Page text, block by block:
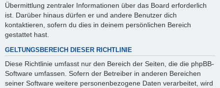
Übermittlung zentraler Informationen über das Board erforderlich
ist. Darüber hinaus dürfen er und andere Benutzer dich
kontaktieren, sofern du dies in deinem persönlichen Bereich
gestattet hast.
GELTUNGSBEREICH DIESER RICHTLINIE
Diese Richtlinie umfasst nur den Bereich der Seiten, die die phpBB-
Software umfassen. Sofern der Betreiber in anderen Bereichen
seiner Software weitere personenbezogene Daten verarbeitet, wird